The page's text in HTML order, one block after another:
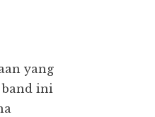
yang
ini